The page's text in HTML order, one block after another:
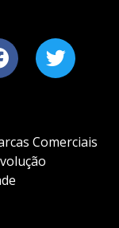
Comerciais